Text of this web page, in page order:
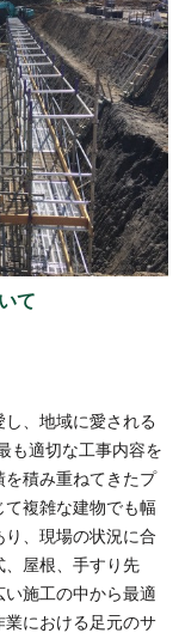
て
、地域に愛される
も適切な工事内容を
積み重ねてきたプ
複雑な建物でも幅
、現場の状況に合
屋根、手すり先
施工の中から最適
における足元のサ